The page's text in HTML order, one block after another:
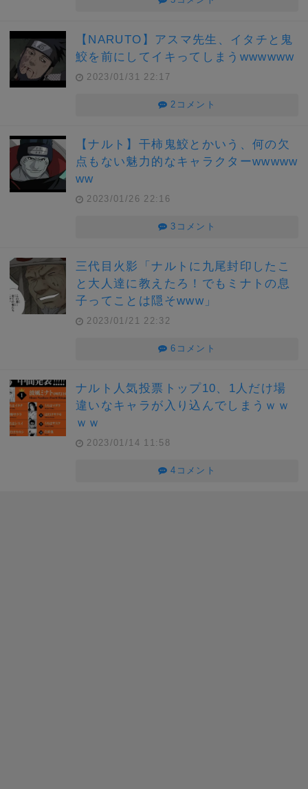
【NARUTO】アスマ先生、イタチと鬼
鮫を前にしてイキってしまうwwwwww
2023/01/31 22:17
2コメント
【ナルト】干柿鬼鮫とかいう、何の欠
点もない魅力的なキャラクターwwwww
ww
2023/01/26 22:16
3コメント
三代目火影「ナルトに九尾封印したこ
と大人達に教えたろ！でもミナトの息
子ってことは隠そwww」
2023/01/21 22:32
6コメント
ナルト人気投票トップ10、1人だけ場
違いなキャラが入り込んでしまうｗｗ
ｗｗ
2023/01/14 11:58
4コメント